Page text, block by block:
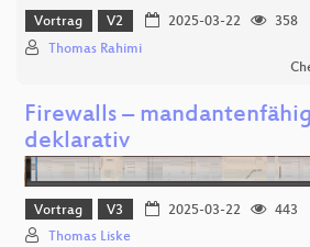
Vortrag V2 2025-03-22
358
Thomas Rahimi
Firewalls –
deklarativ
Vortrag V3 2025-03-22
443
Thomas Liske